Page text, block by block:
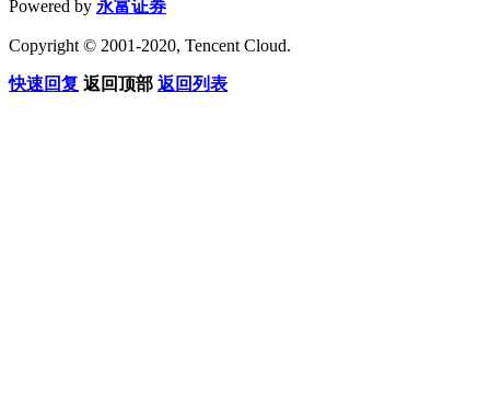
Powered by 永富证券
Copyright © 2001-2020, Tencent Cloud.
快速回复 返回顶部 返回列表